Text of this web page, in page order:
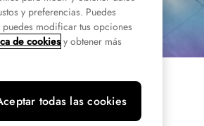
y preferencias. Puedes
modificar tus opciones
de cookies y obtener más
todas las cookies